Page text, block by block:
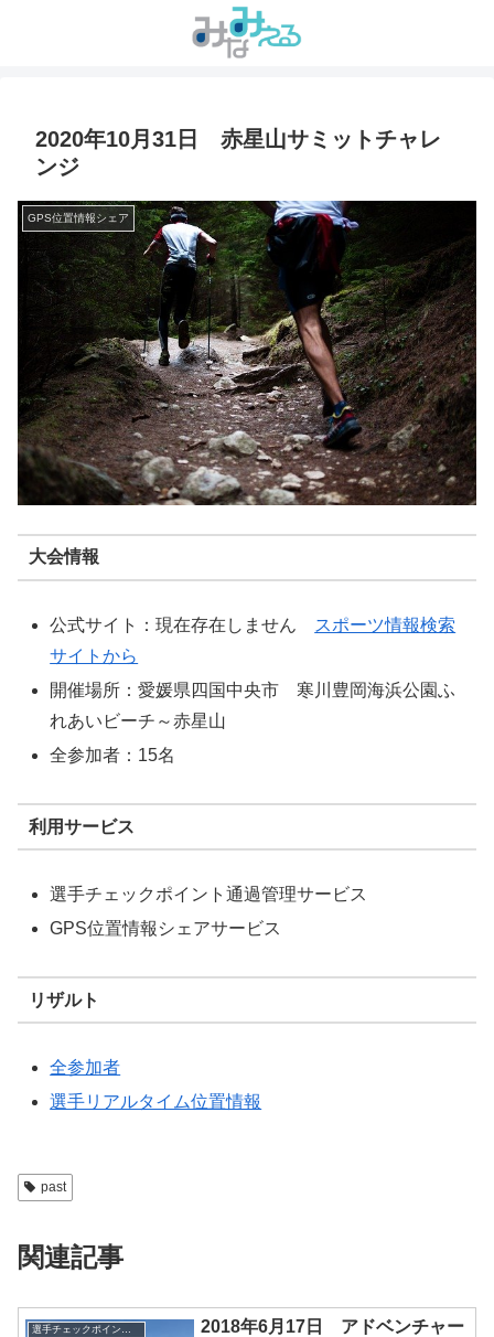
2020年10月31日 赤星山サミットチャレ
ンジ
GPS位置情報シェア
大会情報
公式サイト：現在存在しません
スポーツ情報検索
サイトから
開催場所：愛媛県四国中央市 寒川豊岡海浜公園ふ
れあいビーチ～赤星山
全参加者：15名
利用サービス
選手チェックポイント通過管理サービス
GPS位置情報シェアサービス
リザルト
全参加者
選手リアルタイム位置情報
past
関連記事
2018年6月17日 アドベンチャー